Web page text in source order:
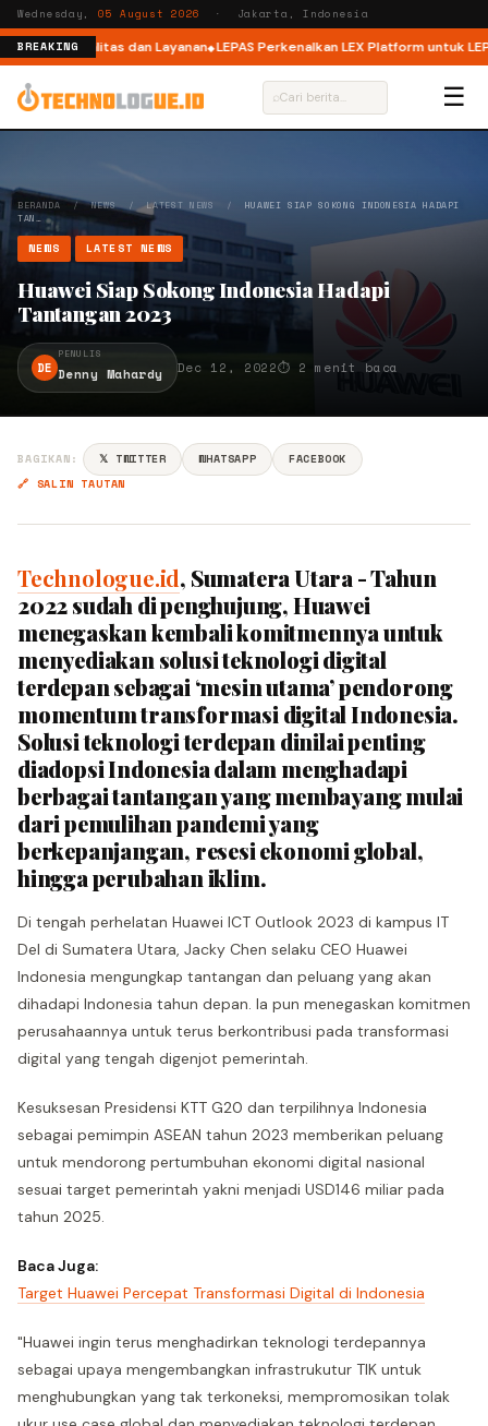
Wednesday, 05 August 2026 · Jakarta, Indonesia
BREAKING
Adu Kualitas dan Layanan LEPAS Perkenalkan LEX Platform untuk
⌕ ☰
BERANDA /NEWS/LATEST NEWS / HUAWEI SIAP SOKONG INDONESIA HADAPI
TAN…
NEWS LATEST NEWS
Huawei Siap Sokong Indonesia Hadapi
Tantangan 2023
DE
PENULIS
Denny Mahardy Dec 12, 2022⏱ 2 menit baca
BAGIKAN: 𝕏 TWITTER WHATSAPP
FACEBOOK
🔗 SALIN TAUTAN
Technologue.id, Sumatera Utara - Tahun
2022 sudah di penghujung, Huawei
menegaskan kembali komitmennya untuk
menyediakan solusi teknologi digital
terdepan sebagai ‘mesin utama’ pendorong
momentum transformasi digital Indonesia.
Solusi teknologi terdepan dinilai penting
diadopsi Indonesia dalam menghadapi
berbagai tantangan yang membayang mulai
dari pemulihan pandemi yang
berkepanjangan, resesi ekonomi global,
hingga perubahan iklim.
Di tengah perhelatan Huawei ICT Outlook 2023 di kampus IT
Del di Sumatera Utara, Jacky Chen selaku CEO Huawei
Indonesia mengungkap tantangan dan peluang yang akan
dihadapi Indonesia tahun depan. Ia pun menegaskan komitmen
perusahaannya untuk terus berkontribusi pada transformasi
digital yang tengah digenjot pemerintah.
Kesuksesan Presidensi KTT G20 dan terpilihnya Indonesia
sebagai pemimpin ASEAN tahun 2023 memberikan peluang
untuk mendorong pertumbuhan ekonomi digital nasional
sesuai target pemerintah yakni menjadi USD146 miliar pada
tahun 2025.
Baca Juga:
Target Huawei Percepat Transformasi Digital di Indonesia
"Huawei ingin terus menghadirkan teknologi terdepannya
sebagai upaya mengembangkan infrastrukutur TIK untuk
menghubungkan yang tak terkoneksi, mempromosikan tolak